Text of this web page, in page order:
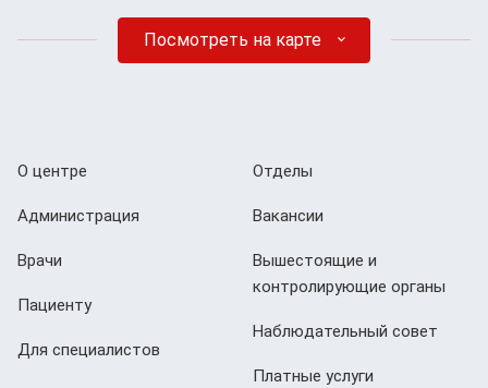
Посмотреть на карте
О центре
Администрация
Врачи
Пациенту
Для специалистов
Отделы
Вакансии
Вышестоящие и
контролирующие органы
Наблюдательный совет
Платные услуги